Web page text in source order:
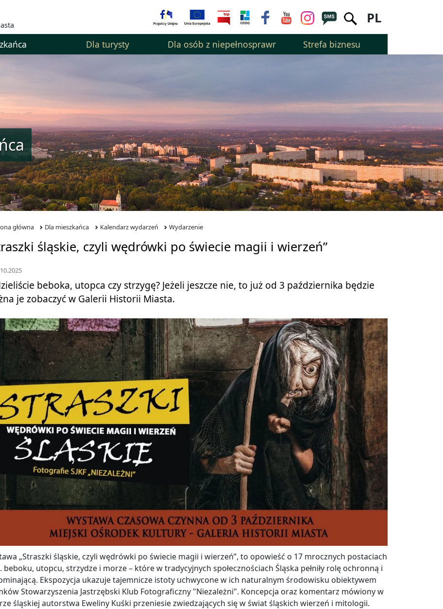
PL
Dla turysty Dla osób z niepełnosprawnością Strefa biznesu
główna Dla mieszkańca Kalendarz wydarzeń Wydarzenie
śląskie, czyli wędrówki po świecie magii i wierzeń”
beboka, utopca czy strzygę? Jeżeli jeszcze nie, to już od 3 października będzie
je zobaczyć w Galerii Historii Miasta.
„Straszki śląskie, czyli wędrówki po świecie magii i wierzeń”, to opowieść o 17 mrocznych postaciach
beboku, utopcu, strzydze i morze – które w tradycyjnych społecznościach Śląska pełniły rolę ochronną i
Ekspozycja ukazuje tajemnicze istoty uchwycone w ich naturalnym środowisku obiektywem
Stowarzyszenia Jastrzębski Klub Fotograficzny "Niezależni". Koncepcja oraz komentarz mówiony w
śląskiej autorstwa Eweliny Kuśki przeniesie zwiedzających się w świat śląskich wierzeń i mitologii.